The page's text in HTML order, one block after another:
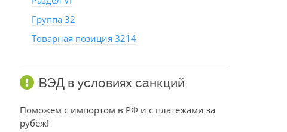
Группа 32
Товарная позиция 3214
ВЭД в условиях санкций
Поможем с импортом в РФ и с платежами за
рубеж!